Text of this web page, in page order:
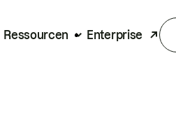
Ressourcen Enterprise